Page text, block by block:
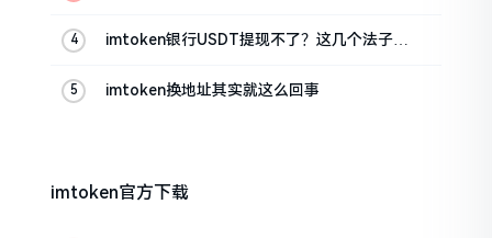
imtoken银行USDT提现不了？这几个法子能
imtoken换地址其实就这么回事
imtoken官方下载